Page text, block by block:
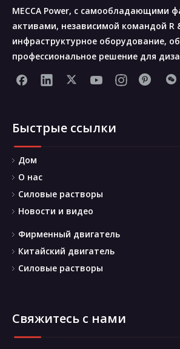
MECCA Power, с самообладающими
активами, независимой командой R
инфраструктурное оборудование,
профессиональное решение для
Быстрые ссылки
Дом
О нас
Силовые растворы
Новости и видео
Фирменный двигатель
Китайский двигатель
Силовые растворы
Свяжитесь с нами